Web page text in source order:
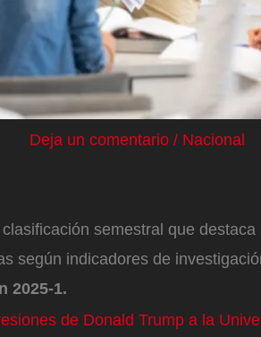
Deja un comentario / Nacional
semestral que destaca
según indicadores de
2025-1.
de Donald Trump a la